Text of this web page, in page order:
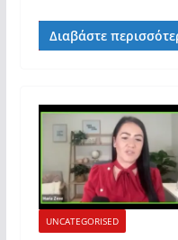
Διαβάστε
UNCATEGORISED